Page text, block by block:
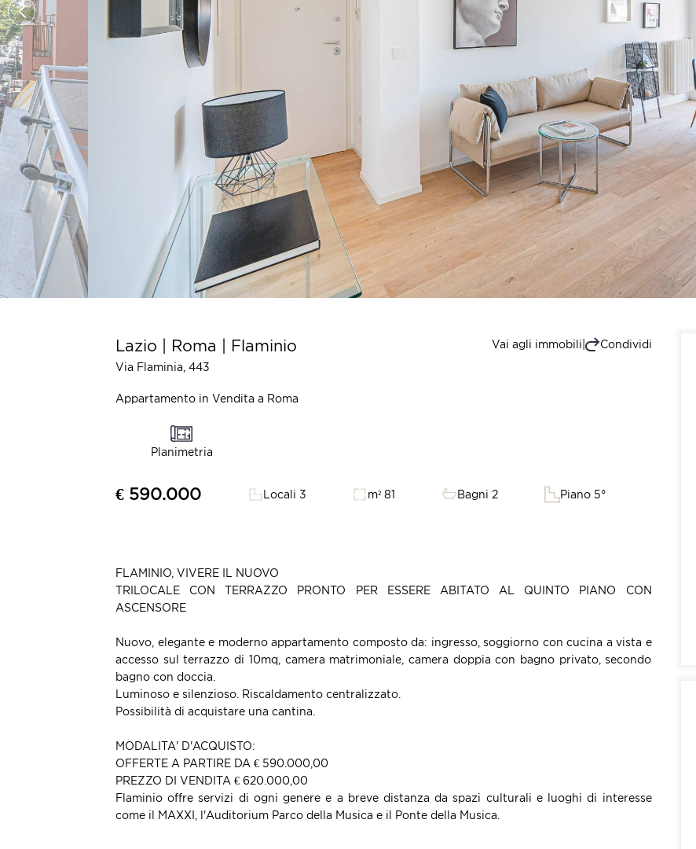
Lazio | Roma | Flaminio
Via Flaminia, 443
Appartamento in Vendita a Roma
Vai agli immobili Condividi
Planimetria
€ 590.000 Locali 3 m² 81 Bagni 2 Piano 5°
FLAMINIO, VIVERE IL NUOVO
TRILOCALE CON TERRAZZO PRONTO PER ESSERE ABITATO AL QUINTO PIANO CON
ASCENSORE
Nuovo, elegante e moderno appartamento composto da: ingresso, soggiorno con cucina a vista e
accesso sul terrazzo di 10mq, camera matrimoniale, camera doppia con bagno privato, secondo
bagno con doccia.
Luminoso e silenzioso. Riscaldamento centralizzato.
Possibilità di acquistare una cantina.
MODALITA' D'ACQUISTO:
OFFERTE A PARTIRE DA € 590.000,00
PREZZO DI VENDITA € 620.000,00
Flaminio offre servizi di ogni genere e a breve distanza da spazi culturali e luoghi di interesse
come il MAXXI, l'Auditorium Parco della Musica e il Ponte della Musica.